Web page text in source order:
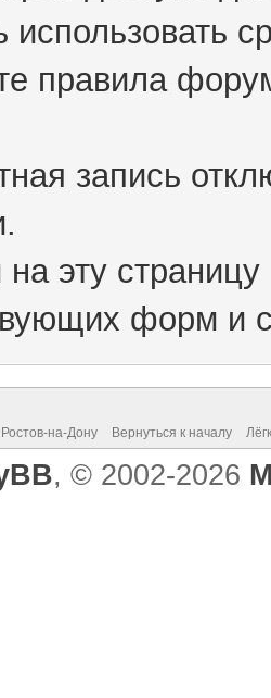
использовать
правила
запись
эту
форм и
на-Дону Вернуться к началу
, © 2002-2026